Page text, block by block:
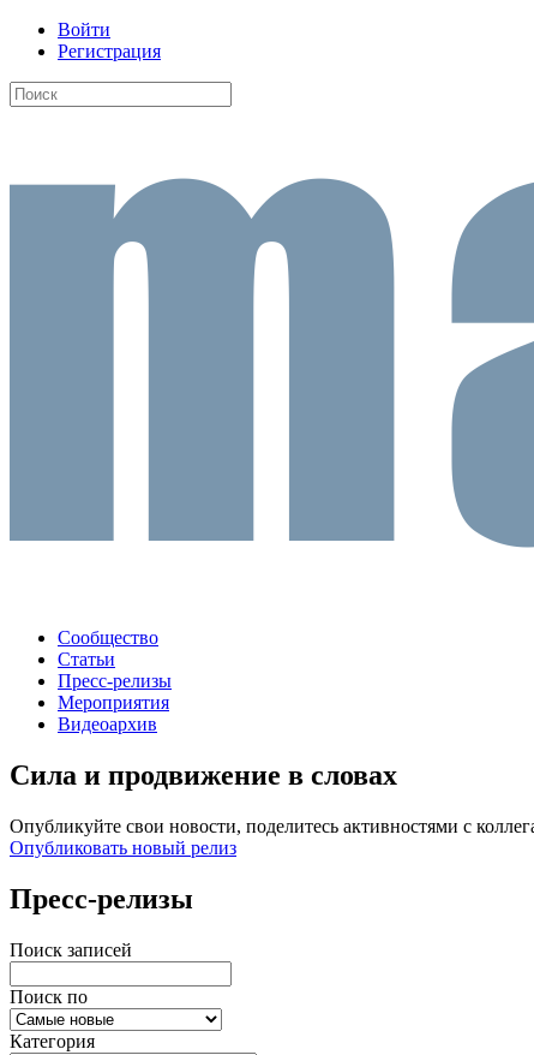
Войти
Регистрация
Сообщество
Статьи
Пресс-релизы
Мероприятия
Видеоархив
Сила и продвижение в словах
Опубликуйте свои новости, поделитесь активностями с
Опубликовать новый релиз
Пресс-релизы
Поиск записей
Поиск по
Категория